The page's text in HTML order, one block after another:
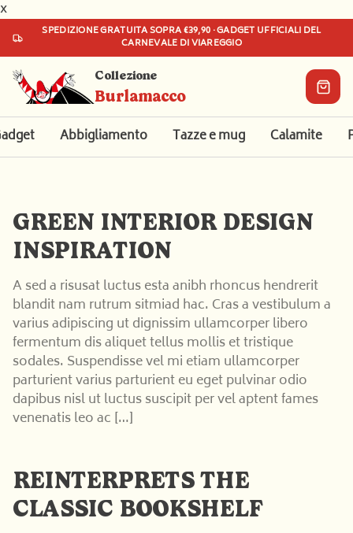
x
SPEDIZIONEGRATUITASOPRA €39,90 · GADGET UFFICIALI DEL
CARNEVALE DI VIAREGGIO
Collezione
Burlamacco
Abbigliamento Tazze e mug Calamite
Aggiungi
qualcosa
iniziare!
€0€39,90
Carrello
vuoto
Carnevale
ti
aspetta:
aggiungi
GREEN INTERIOR DESIGN
INSPIRATION
A sed a risusat luctus esta anibh rhoncus hendrerit
blandit nam rutrum sitmiad hac. Cras a vestibulum a
varius adipiscing ut dignissim ullamcorper libero
fermentum dis aliquet tellus mollis et tristique
sodales. Suspendisse vel mi etiam ullamcorper
parturient varius parturient eu eget pulvinar odio
dapibus nisl ut luctus suscipit per vel aptent fames
venenatis leo ac […]
REINTERPRETS THE
CLASSIC BOOKSHELF